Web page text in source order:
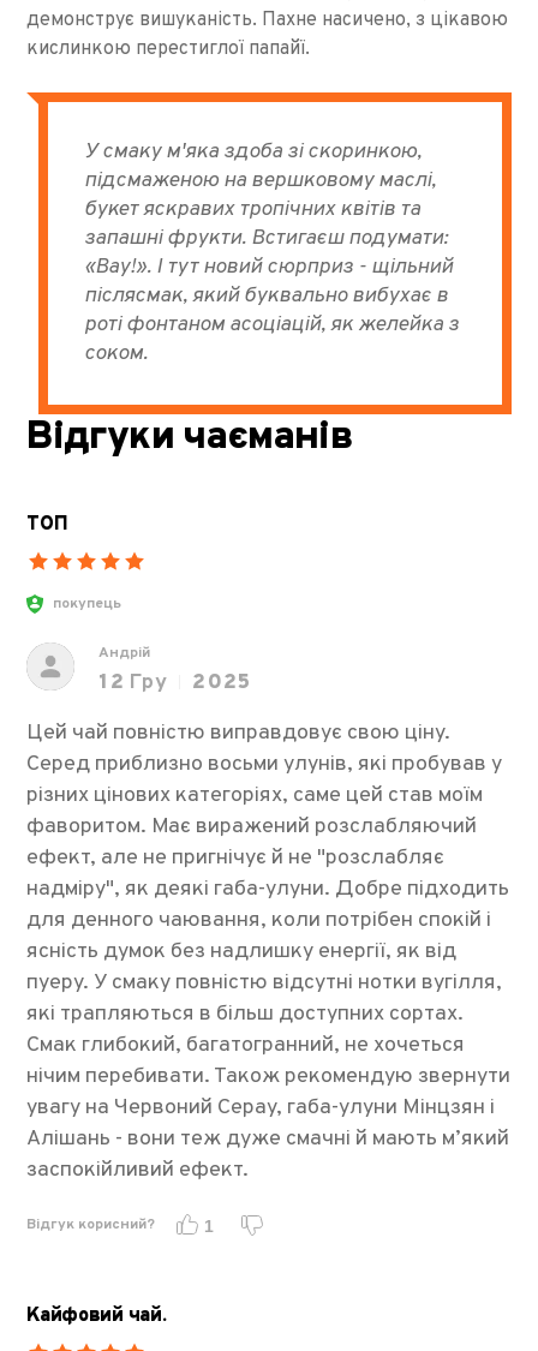
демонструє вишуканість. Пахне насичено, з цікавою
кислинкою перестиглої папайї.
У смаку м'яка здоба зі скоринкою,
підсмаженою на вершковому маслі,
букет яскравих тропічних квітів та
запашні фрукти. Встигаєш подумати:
«Вау!». І тут новий сюрприз - щільний
післясмак, який буквально вибухає в
роті фонтаном асоціацій, як желейка з
соком.
Відгуки чаєманів
ТОП
покупець
Андрій
12 Гру
2025
Цей чай повністю виправдовує свою ціну.
Серед приблизно восьми улунів, які пробував у
різних цінових категоріях, саме цей став моїм
фаворитом. Має виражений розслабляючий
ефект, але не пригнічує й не "розслабляє
надміру", як деякі габа-улуни. Добре підходить
для денного чаювання, коли потрібен спокій і
ясність думок без надлишку енергії, як від
пуеру. У смаку повністю відсутні нотки вугілля,
які трапляються в більш доступних сортах.
Смак глибокий, багатогранний, не хочеться
нічим перебивати. Також рекомендую звернути
увагу на Червоний Серау, габа-улуни Мінцзян і
Алішань - вони теж дуже смачні й мають м’який
заспокійливий ефект.
Відгук корисний? 1
Кайфовий чай.